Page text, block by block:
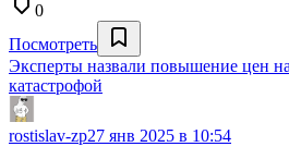
0
Посмотреть
Эксперты назвали повышение цен
катастрофой
rostislav-zp27 янв 2025 в 10:54